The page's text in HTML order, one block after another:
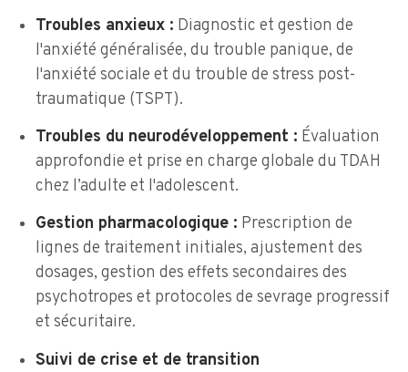
Troubles anxieux : Diagnostic et gestion de
l'anxiété généralisée, du trouble panique, de
l'anxiété sociale et du trouble de stress post-
traumatique (TSPT).
Troubles du neurodéveloppement : Évaluation
approfondie et prise en charge globale du TDAH
chez l’adulte et l'adolescent.
Gestion pharmacologique : Prescription de
lignes de traitement initiales, ajustement des
dosages, gestion des effets secondaires des
psychotropes et protocoles de sevrage progressif
et sécuritaire.
Suivi de crise et de transition